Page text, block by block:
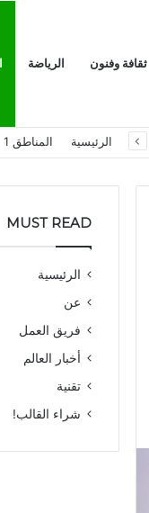
ثقافة وفنون الرياضة
الرئيسية المناطق 1
MUST READ
الرئيسية
عن
فريق العمل
أخبار العالم
تقنية
شراء القالب!